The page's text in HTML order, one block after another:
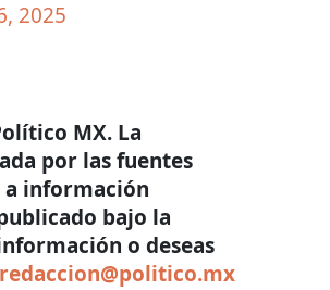
2025
MX. La
por las fuentes
a información
bajo la
o deseas
redaccion@politico.mx